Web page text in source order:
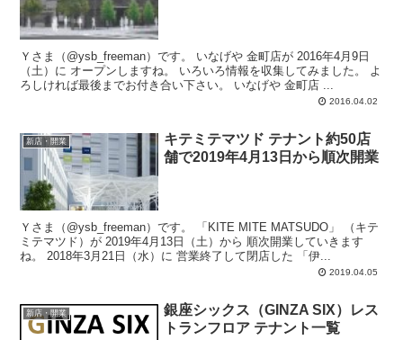
Ｙさま（@ysb_freeman）です。 いなげや 金町店が 2016年4月9日
（土）に オープンしますね。 いろいろ情報を収集してみました。 よ
ろしければ最後までお付き合い下さい。 いなげや 金町店 ...
2016.04.02
新店・開業
キテミテマツド テナント約50店
舗で2019年4月13日から順次開業
Ｙさま（@ysb_freeman）です。 「KITE MITE MATSUDO」 （キテ
ミテマツド）が 2019年4月13日（土）から 順次開業していきます
ね。 2018年3月21日（水）に 営業終了して閉店した 「伊...
2019.04.05
新店・開業
銀座シックス（GINZA SIX）レス
トランフロア テナント一覧